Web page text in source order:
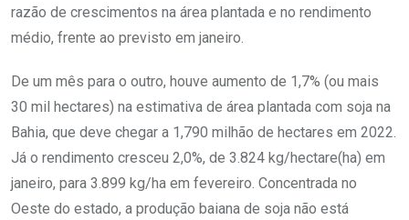
razão de crescimentos na área plantada e no rendimento
médio, frente ao previsto em janeiro.
De um mês para o outro, houve aumento de 1,7% (ou mais
30 mil hectares) na estimativa de área plantada com soja na
Bahia, que deve chegar a 1,790 milhão de hectares em 2022.
Já o rendimento cresceu 2,0%, de 3.824 kg/hectare(ha) em
janeiro, para 3.899 kg/ha em fevereiro. Concentrada no
Oeste do estado, a produção baiana de soja não está